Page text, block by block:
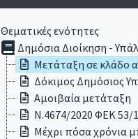
Θεματικές ενότητες
Δημόσια Διοίκηση -
Μετάταξη σε κλάδο
Δόκιμος Δημόσιος
Αμοιβαία μετάταξη
Ν.4674/2020 ΦΕΚ 53/
Μέχρι πόσα χρόνια